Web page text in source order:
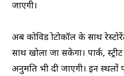
जाएगी।
अब कोविड प्रोटोकॉल के साथ
साथ खोला जा सकेगा। पार्क,
अनुमति भी दी जाएगी। इन